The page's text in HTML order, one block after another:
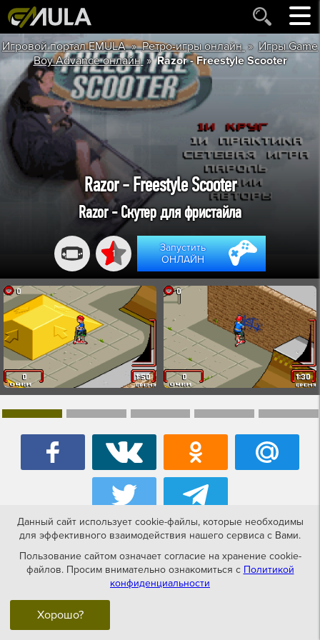
Игровой портал EMULA »Ретро-игры онлайн »Игры Game
Boy Advance онлайн »Razor - Freestyle Scooter
Razor - Freestyle Scooter
Razor - Скутер для фристайла
1
Запустить
ОНЛАЙН
Игры похожие на Razor - Freestyle
Scooter
Данный сайт использует cookie-файлы, которые необходимы
для эффективного взаимодействия нашего сервиса с Вами.
Пользование сайтом означает согласие на хранение cookie-
файлов. Просим внимательно ознакомиться с Политикой
конфиденциальности
Хорошо?